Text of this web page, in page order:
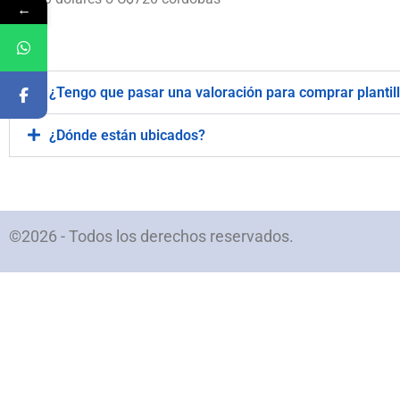
¿Tengo que pasar una valoración para comprar
¿Dónde están ubicados?
©2026 - Todos los derechos reservados.
←